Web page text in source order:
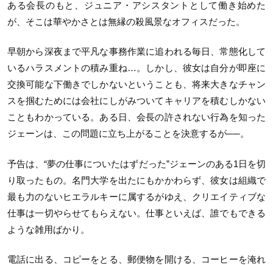
ある会長のもと、ジュニア・アシスタントとして働き始めた
が、そこは華やかさとは無縁の殺風景なオフィスだった。
早朝から深夜まで平凡な事務作業に追われる毎日、常態化して
いるハラスメントの積み重ね…。しかし、彼女は自分が即座に
交換可能な下働きでしかないということも、将来大きなチャン
スを掴むためには会社にしがみついてキャリアを積むしかない
こともわかっている。ある日、会長の許されない行為を知った
ジェーンは、この問題に立ち上がることを決意するが──。
予告は、“夢の仕事についたはずだった”ジェーンのある1日を切
り取ったもの。名門大学を出たにもかかわらず、彼女は組織で
最も力のないヒエラルキーに属するがゆえ、クリエイティブな
仕事は一切やらせてもらえない。仕事といえば、誰でもできる
ような雑用ばかり。
電話に出る、コピーをとる、郵便物を開ける、コーヒーを淹れ